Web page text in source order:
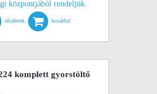
központjából rendeljük.
részletek kosárba!
komplett gyorstöltő